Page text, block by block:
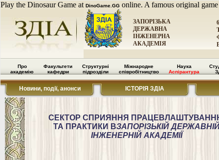
Play the Dinosaur Game at DinoGame.GG online. A famous original
ЗАПОРІЗЬКА
ДЕРЖАВНА
ІНЖЕНЕРНА
АКАДЕМІЯ
Про
академію
Факультети
кафедри
Структурні
підрозділи
Міжнародне
співробітництво
Наука
Аспірантура
Новини, події, анонси ІСТОРІЯ ЗДІА
СЕКТОР СПРИЯННЯ
ТА ПРАКТИКИ ВЗАПОРІЗЬКІЙ
ІНЖЕНЕРНІЙ АКАДЕМІЇ